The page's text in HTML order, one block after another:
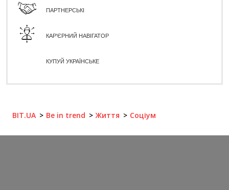
ПАРТНЕРСЬКІ
КАР'ЄРНИЙ НАВІГАТОР
КУПУЙ УКРАЇНСЬКЕ
BIT.UA Be in trend Життя Соціум